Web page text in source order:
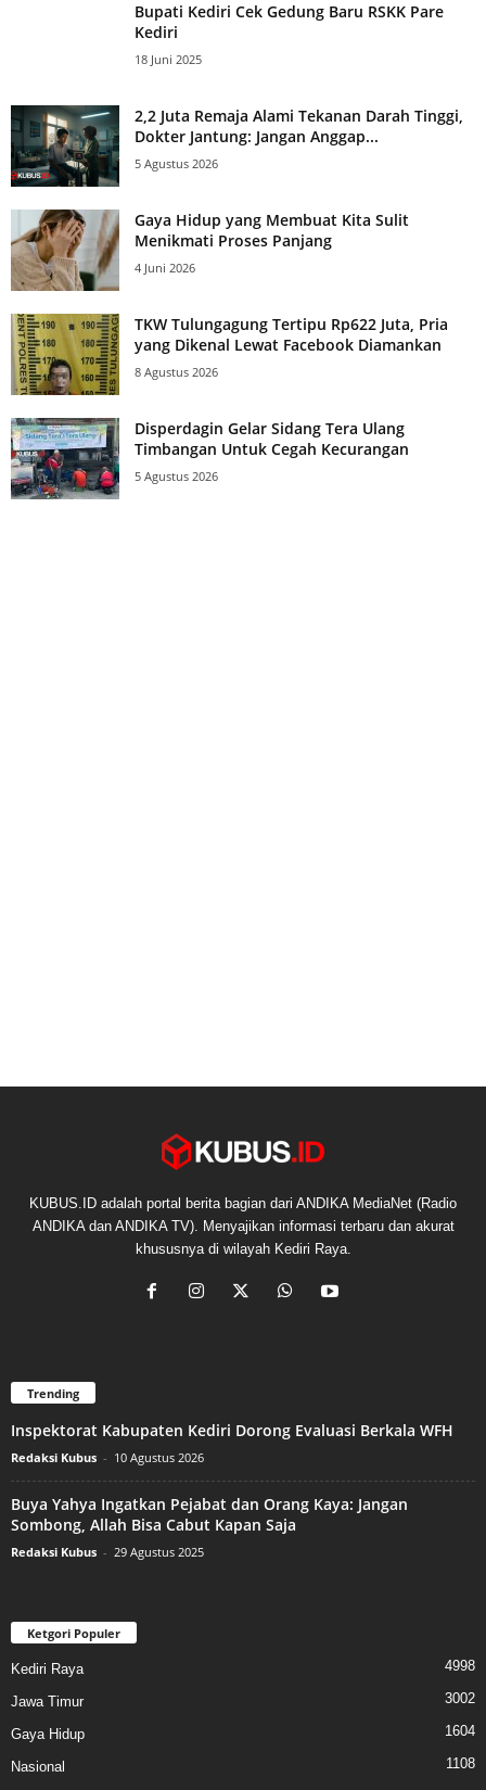
Bupati Kediri Cek Gedung Baru RSKK Pare
Kediri
18 Juni 2025
2,2 Juta Remaja Alami Tekanan Darah Tinggi,
Dokter Jantung: Jangan Anggap...
5 Agustus 2026
Gaya Hidup yang Membuat Kita Sulit
Menikmati Proses Panjang
4 Juni 2026
TKW Tulungagung Tertipu Rp622 Juta, Pria
yang Dikenal Lewat Facebook Diamankan
8 Agustus 2026
Disperdagin Gelar Sidang Tera Ulang
Timbangan Untuk Cegah Kecurangan
5 Agustus 2026
KUBUS.ID adalah portal berita bagian dari ANDIKA MediaNet (Radio
ANDIKA dan ANDIKA TV). Menyajikan informasi terbaru dan akurat
khususnya di wilayah Kediri Raya.
Trending
Inspektorat Kabupaten Kediri Dorong Evaluasi Berkala WFH
Redaksi Kubus - 10 Agustus 2026
Buya Yahya Ingatkan Pejabat dan Orang Kaya: Jangan
Sombong, Allah Bisa Cabut Kapan Saja
Redaksi Kubus - 29 Agustus 2025
Ketgori Populer
Kediri Raya 4998
Jawa Timur 3002
Gaya Hidup 1604
Nasional
1108